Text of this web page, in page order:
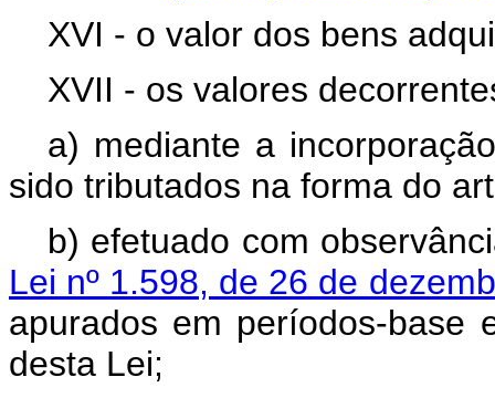
XVI - o valor dos bens
XVII - os valores
a) mediante a
sido tributados na forma do
b) efetuado com
Lei nº 1.598, de 26 de
apurados em períodos-base
desta Lei;